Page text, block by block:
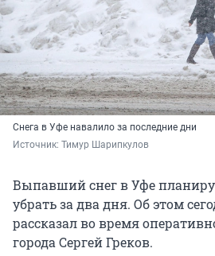
Снега в Уфе навалило за последние дни
Источник: Тимур Шарипкулов
Выпавший снег в Уфе
убрать за два дня. Об этом
рассказал во время
города Сергей Греков.